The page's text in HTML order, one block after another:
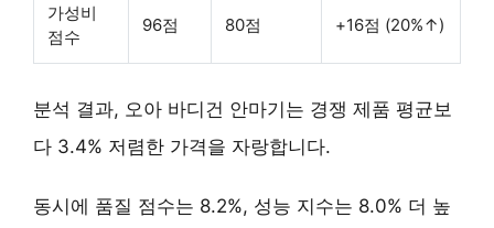
가성비
점수
96점 80점 +16점 (20%↑)
분석 결과, 오아 바디건 안마기는 경쟁 제품 평균보
다 3.4% 저렴한 가격을 자랑합니다.
동시에 품질 점수는 8.2%, 성능 지수는 8.0% 더 높